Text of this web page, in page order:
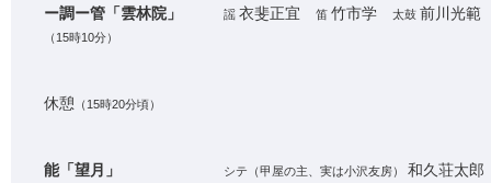
ー調ー管「雲林院」
（15時10分）
謡 衣斐正宜 笛 竹市学 太鼓 前川光
休憩 （15時20分頃）
能「望月」 シテ（甲屋の主、実は小沢友房） 和久荘太郎